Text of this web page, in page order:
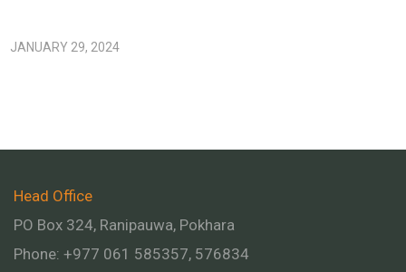
JANUARY 29, 2024
Head Office
PO Box 324, Ranipauwa, Pokhara
Phone: +977 061 585357, 576834